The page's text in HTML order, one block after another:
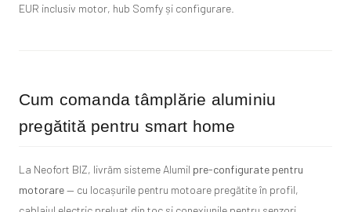
EUR inclusiv motor, hub Somfy și configurare.
Cum comanda tâmplărie aluminiu
pregătită pentru smart home
La Neofort BIZ, livrăm sisteme Alumil pre-configurate pentru
motorare— cu locașurile pentru motoare pregătite în profil,